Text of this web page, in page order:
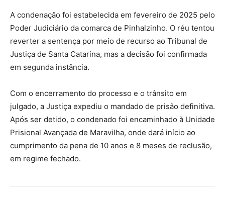
A condenação foi estabelecida em fevereiro de 2025 pelo
Poder Judiciário da comarca de Pinhalzinho. O réu tentou
reverter a sentença por meio de recurso ao Tribunal de
Justiça de Santa Catarina, mas a decisão foi confirmada
em segunda instância.
Com o encerramento do processo e o trânsito em
julgado, a Justiça expediu o mandado de prisão definitiva.
Após ser detido, o condenado foi encaminhado à Unidade
Prisional Avançada de Maravilha, onde dará início ao
cumprimento da pena de 10 anos e 8 meses de reclusão,
em regime fechado.